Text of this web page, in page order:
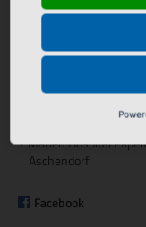
Bonifatius Hospital
Borromäus Hospital
Hümmling Hospital
+Marien Hospital
Aschendorf
Facebook